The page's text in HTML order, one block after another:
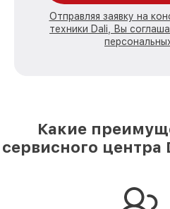
Отправляя заявку на
техники Dali, Вы
Какие
сервисного центра